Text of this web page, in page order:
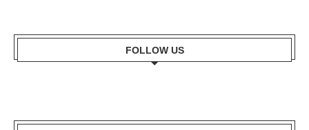
FOLLOW US